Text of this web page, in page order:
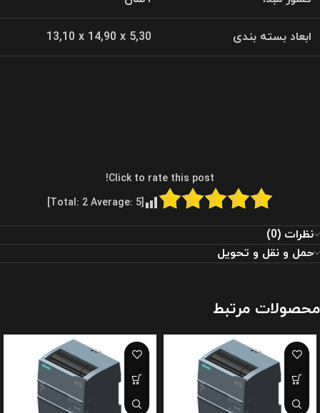
ابعاد بسته بندی 13,10 x 14,90 x 5,30
Click to rate this post!
[Total:
2 Average: 5
]
نظرات (0)
حمل و نقل و تحویل
محصولات مرتبط